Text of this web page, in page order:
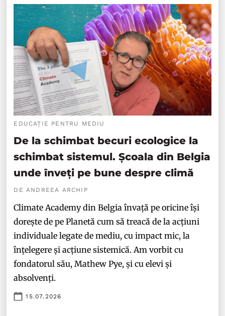
EDUCAȚIE PENTRU MEDIU
De la schimbat becuri ecologice la
schimbat sistemul. Școala din Belgia
unde înveți pe bune despre climă
DE ANDREEA ARCHIP
Climate Academy din Belgia învață pe oricine își
dorește de pe Planetă cum să treacă de la acțiuni
individuale legate de mediu, cu impact mic, la
înțelegere și acțiune sistemică. Am vorbit cu
fondatorul său, Mathew Pye, și cu elevi și
absolvenți.
15.07.2026